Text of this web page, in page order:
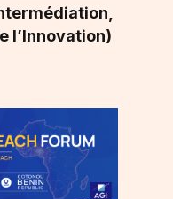
l’Innovation)